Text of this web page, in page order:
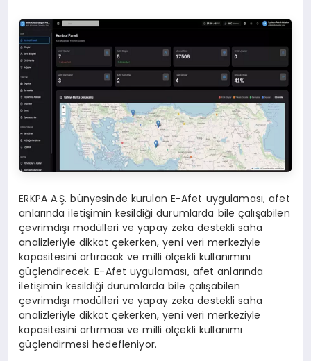
ERKPA A.Ş. bünyesinde kurulan E-Afet uygulaması, afet
anlarında iletişimin kesildiği durumlarda bile çalışabilen
çevrimdışı modülleri ve yapay zeka destekli saha
analizleriyle dikkat çekerken, yeni veri merkeziyle
kapasitesini artıracak ve milli ölçekli kullanımını
güçlendirecek. E-Afet uygulaması, afet anlarında
iletişimin kesildiği durumlarda bile çalışabilen
çevrimdışı modülleri ve yapay zeka destekli saha
analizleriyle dikkat çekerken, yeni veri merkeziyle
kapasitesini artırması ve milli ölçekli kullanımı
güçlendirmesi hedefleniyor.